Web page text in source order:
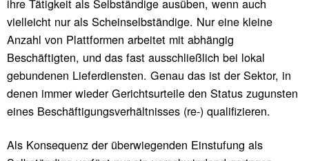
vielleicht nur als Scheinselbständige. Nur eine kleine
Anzahl von Plattformen arbeitet mit abhängig
Beschäftigten, und das fast ausschließlich bei lokal
gebundenen Lieferdiensten. Genau das ist der Sektor, in
denen immer wieder Gerichtsurteile den Status zugunsten
eines Beschäftigungsverhältnisses (re-) qualifizieren.
Als Konsequenz der überwiegenden Einstufung als